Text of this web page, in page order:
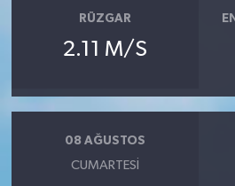
RÜZGAR
2.11 M/S
08 AĞUSTOS
CUMARTESI